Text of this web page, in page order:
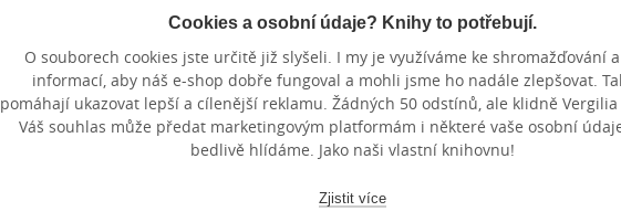
Cookies a osobní údaje? Knihy to potřebují.
O souborech cookies jste určitě již slyšeli. I my je využíváme ke shromažďování
informací, aby náš e-shop dobře fungoval a mohli jsme ho nadále zlepšovat.
pomáhají ukazovat lepší a cílenější reklamu. Žádných 50 odstínů, ale klidně Vergilia
Váš souhlas může předat marketingovým platformám i některé vaše osobní
bedlivě hlídáme. Jako naši vlastní knihovnu!
Zjistit více